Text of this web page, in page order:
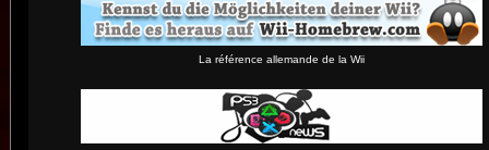
La référence allemande de la Wii